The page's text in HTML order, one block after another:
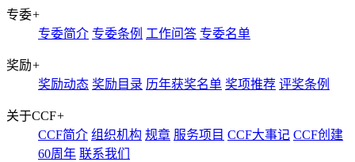
专委+
专委简介 专委条例 工作问答 专委名单
奖励+
奖励动态 奖励目录 历年获奖名单 奖项推荐 评奖条例
关于CCF+
CCF简介 组织机构 规章 服务项目 CCF大事记 CCF创建
60周年 联系我们